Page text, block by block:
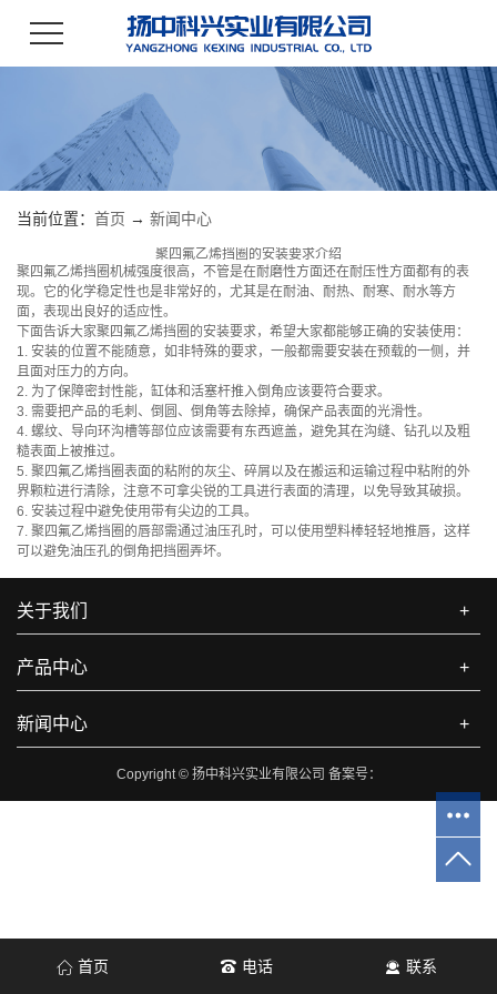
当前位置： 首页 → 新闻中心
聚四氟乙烯挡圈的安装要求介绍
聚四氟乙烯挡圈机械强度很高，不管是在耐磨性方面还在耐压性方面都有的表
现。它的化学稳定性也是非常好的，尤其是在耐油、耐热、耐寒、耐水等方
面，表现出良好的适应性。
下面告诉大家聚四氟乙烯挡圈的安装要求，希望大家都能够正确的安装使用：
1. 安装的位置不能随意，如非特殊的要求，一般都需要安装在预载的一侧，并
且面对压力的方向。
2. 为了保障密封性能，缸体和活塞杆推入倒角应该要符合要求。
3. 需要把产品的毛刺、倒圆、倒角等去除掉，确保产品表面的光滑性。
4. 螺纹、导向环沟槽等部位应该需要有东西遮盖，避免其在沟缝、钻孔以及粗
糙表面上被推过。
5. 聚四氟乙烯挡圈表面的粘附的灰尘、碎屑以及在搬运和运输过程中粘附的外
界颗粒进行清除，注意不可拿尖锐的工具进行表面的清理，以免导致其破损。
6. 安装过程中避免使用带有尖边的工具。
7. 聚四氟乙烯挡圈的唇部需通过油压孔时，可以使用塑料棒轻轻地推唇，这样
可以避免油压孔的倒角把挡圈弄坏。
关于我们 +
产品中心 +
新闻中心 +
Copyright © 扬中科兴实业有限公司 备案号：
首页 电话 联系